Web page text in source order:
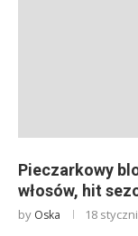
Pieczarkowy
włosów, hit
by Oska 18